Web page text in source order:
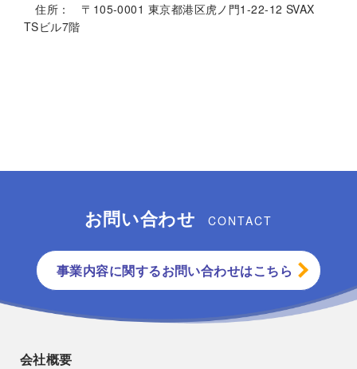
住所： 〒105-0001 東京都港区虎ノ門1-22-12 SVAX
TSビル7階
お問い合わせ CONTACT
事業内容に関するお問い合わせはこちら
会社概要